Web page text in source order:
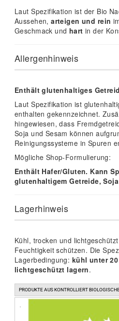
Laut Spezifikation ist der Bio
Aussehen,arteigen und rein
Geschmack und hart in der
Allergenhinweis
Enthält glutenhaltiges
Laut Spezifikation ist
enthalten gekennzeichnet.
hingewiesen, dass
Soja und Sesam können
Reinigungssysteme in Spuren
Mögliche Shop-Formulierung:
Enthält Hafer/Gluten. Kann
glutenhaltigem Getreide,
Lagerhinweis
Kühl, trocken und
Feuchtigkeit schützen. Die
Lagerbedingung: kühl unter
lichtgeschützt lagern.
PRODUKTE AUS KONTROLLIERT